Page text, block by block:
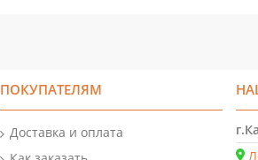
ПОКУПАТЕЛЯМ
Доставка и оплата